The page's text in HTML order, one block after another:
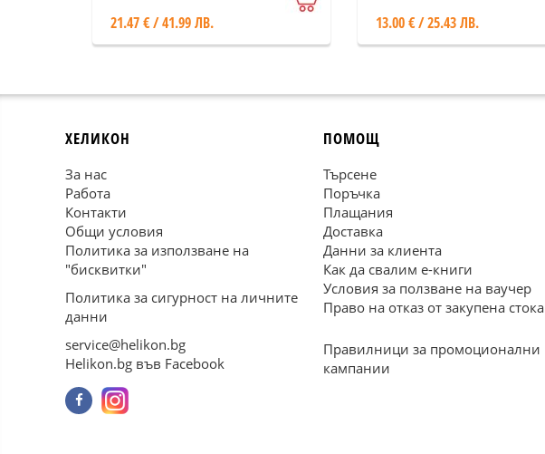
21.47 € / 41.99 ЛВ. 13.00 € / 25.43 ЛВ.
ХЕЛИКОН
За нас
Работа
Контакти
Общи условия
Политика за използване на
"бисквитки"
Политика за сигурност на личните
данни
service@helikon.bg
Helikon.bg във Facebook
ПОМОЩ
Търсене
Поръчка
Плащания
Доставка
Данни за клиента
Как да свалим е-книги
Условия за ползване на ваучер
Право на отказ от закупена стока
Правилници за промоционални
кампании